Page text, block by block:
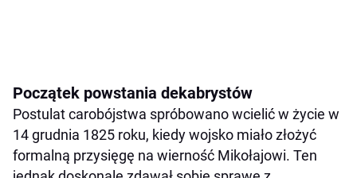
Początek powstania dekabrystów
Postulat carobójstwa spróbowano wcielić w życie w
14 grudnia 1825 roku, kiedy wojsko miało złożyć
formalną przysięgę na wierność Mikołajowi. Ten